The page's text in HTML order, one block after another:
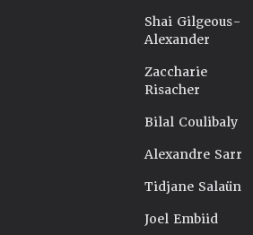
Shai Gilgeous-
Alexander
Zaccharie
Risacher
Bilal Coulibaly
Alexandre Sarr
Tidjane Salaün
Joel Embiid